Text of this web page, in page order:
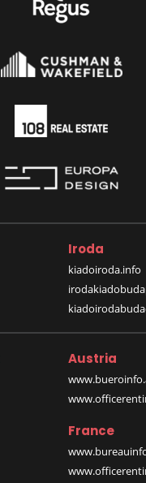
Iroda
kiadoiroda.info
Austria
France